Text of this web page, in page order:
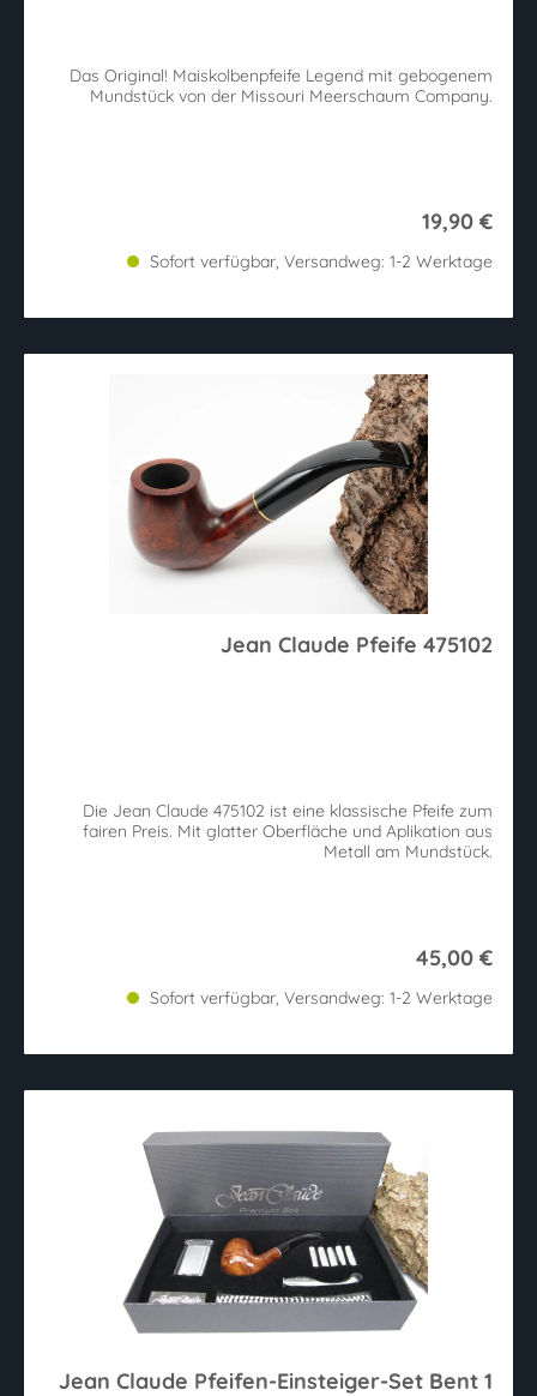
Das Original! Maiskolbenpfeife Legend mit gebogenem
Mundstück von der Missouri Meerschaum Company.
19,90 €
Sofort verfügbar, Versandweg: 1-2 Werktage
Jean Claude Pfeife 475102
Die Jean Claude 475102 ist eine klassische Pfeife zum
fairen Preis. Mit glatter Oberfläche und Aplikation aus
Metall am Mundstück.
45,00 €
Sofort verfügbar, Versandweg: 1-2 Werktage
Jean Claude Pfeifen-Einsteiger-Set Bent 1